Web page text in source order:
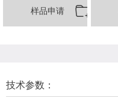
样品申请
技术参数：